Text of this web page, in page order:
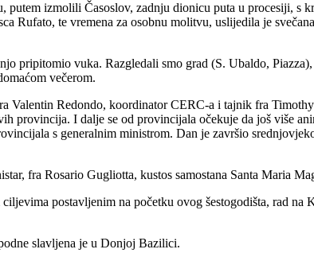
izmolili Časoslov, zadnju dionicu puta u procesiji, s
Rufato, te vremena za osobnu molitvu, uslijedila je
pripitomio vuka. Razgledali smo grad (S. Ubaldo, Piazza),
večerom.
Redondo, koordinator CERC-a i tajnik fra
provincija. I dalje se od provincijala očekuje da još više
s generalnim ministrom. Dan je završio
fra Rosario Gugliotta, kustos samostana Santa Maria
postavljenim na početku ovog šestogodišta, rad na
slavljena je u Donjoj Bazilici.